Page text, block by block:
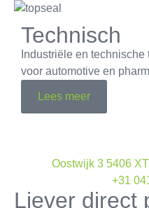
Technisch
Industriële en
voor automotive en
Lees meer
Oostwijk 3 5406
+31
Liever direct